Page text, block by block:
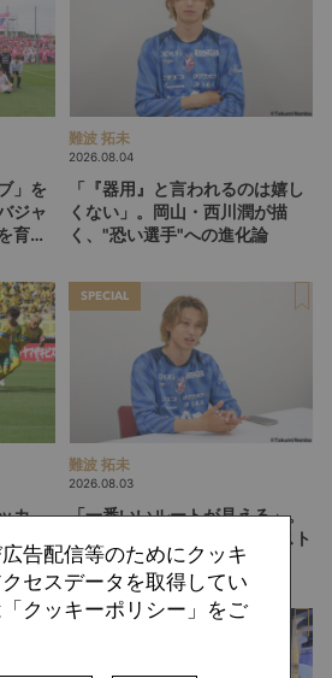
」を
ジャ
育て
難波 拓未
2026.08.04
「『器用』と言われるのは嬉し
くない」。岡山・西川潤が描
く、"恐い選手"への進化論
カ
が直
SPECIAL
難波 拓未
2026.08.03
「一番いいルートが見える」。
岡山・西川潤が語る、“アシスト
の1つ前”を生む思考法
SPECIAL
告配信等のためにクッキ
セスデータを取得してい
クッキーポリシー」をご